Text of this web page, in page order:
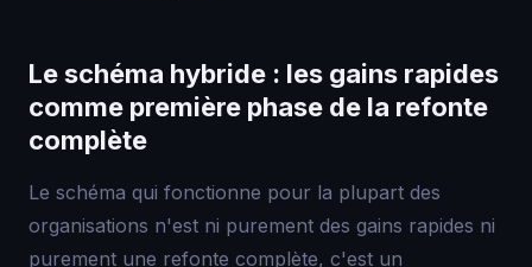
Le schéma hybride : les gains rapides
comme première phase de la refonte
complète
Le schéma qui fonctionne pour la plupart des
organisations n'est ni purement des gains rapides ni
purement une refonte complète, c'est un